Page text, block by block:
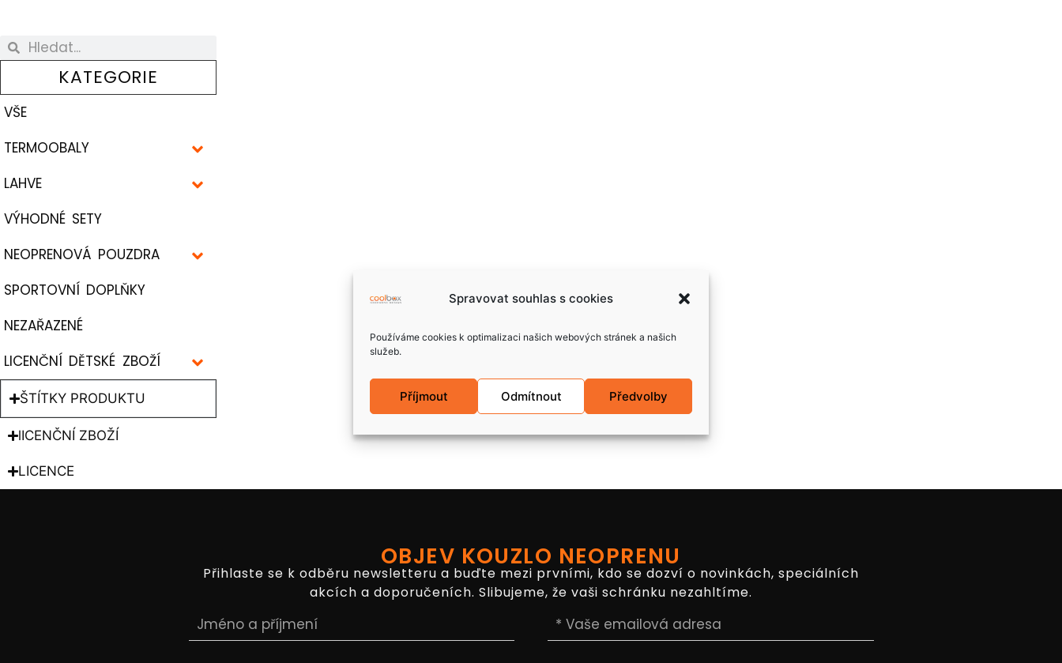
Spravovat souhlas s cookies
Používáme cookies k optimalizaci našich webových stránek a našich
služeb.
Příjmout Odmítnout Předvolby
KATEGORIE
VŠE
TERMOOBALY
LAHVE
VÝHODNÉ SETY
NEOPRENOVÁ POUZDRA
SPORTOVNÍ DOPLŇKY
NEZAŘAZENÉ
LICENČNÍ DĚTSKÉ ZBOŽÍ
ŠTÍTKY PRODUKTU
lICENČNÍ ZBOŽÍ
LICENCE
OBJEV KOUZLO NEOPRENU
Přihlaste se k odběru newsletteru a buďte mezi prvními, kdo se dozví o novinkách, speciálních
akcích a doporučeních. Slibujeme, že vaši schránku nezahltíme.